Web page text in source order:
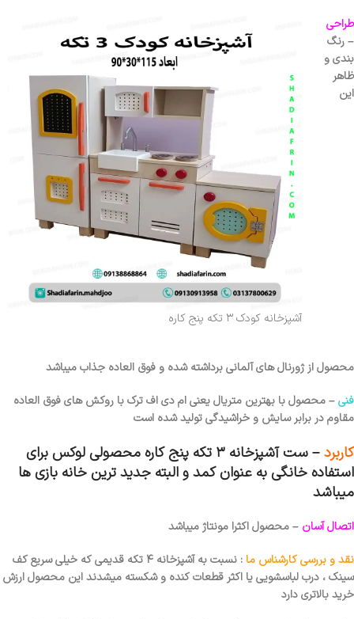
آشپزخانه کودک ۳ تکه پنج کاره
طراحی
– رنگ
بندی و
ظاهر
این
محصول از ژورنال های آلمانی برداشته شده و فوق العاده جذاب میباشد
فنی– محصول با بهترین متریال یعنی ام دی اف ترک با روکش های فوق العاده
مقاوم در برابر سایش و خراشیدگی تولید شده است
کاربرد
– ست آشپزخانه ۳ تکه پنج کاره محصولی لوکس برای
استفاده خانگی به عنوان کمد و البته جدید ترین خانه بازی ها
میباشد
اتصال آسان – محصول اکثرا مونتاژ میباشد
نقد و بررسی کارشناس ما
: نسبت به آشپزخانه ۴ تکه قدیمی که خیلی سریع کف
سینک ، درب لباسشویی یا اکثر قطعات کنده و شکسته میشدند این محصول ارزش
خرید بالاتری دارد